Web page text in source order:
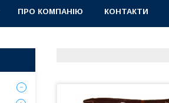
ПРО КОМПАНІЮ КОНТАКТИ